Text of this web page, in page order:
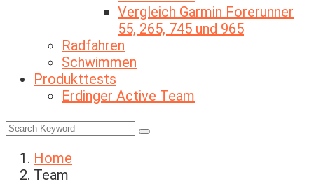
Vergleich Garmin Forerunner
55, 265, 745 und 965
Radfahren
Schwimmen
Produkttests
Erdinger Active Team
Home
Team